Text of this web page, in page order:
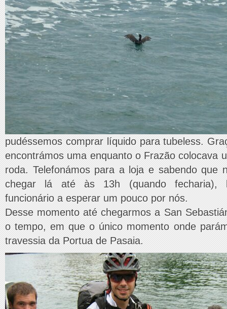
pudéssemos comprar líquido para tubeless.
encontrámos uma enquanto o Frazão colocava
roda. Telefonámos para a loja e sabendo que
chegar lá até às 13h (quando fecharia),
funcionário a esperar um pouco por nós.
Desse momento até chegarmos a San
o tempo, em que o único momento onde
travessia da Portua de Pasaia.